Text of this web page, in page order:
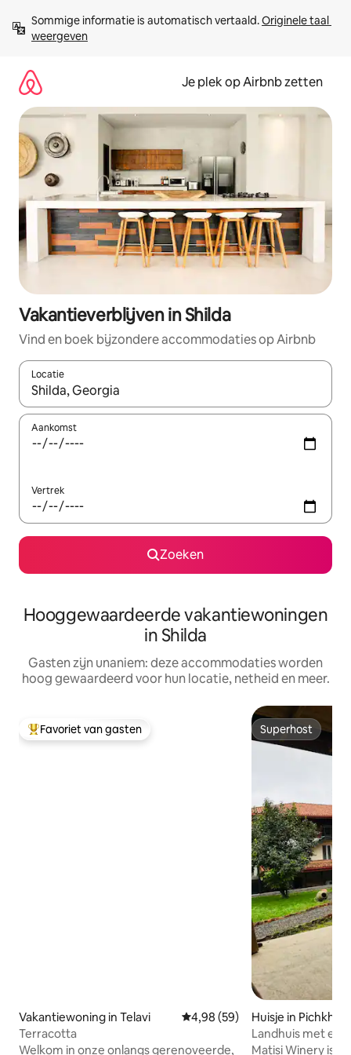
direct
naar
Sommige informatie is automatisch vertaald. Originele taal
weergeven
Je plek op Airbnb zetten
Vakantieverblijven in Shilda
Vind en boek bijzondere accommodaties op Airbnb
Locatie
Wanneer er resultaten beschikbaar zijn, maak je een keuze
Aankomst
Vertrek
Zoeken
Hooggewaardeerde vakantiewoningen
in Shilda
Gasten zijn unaniem: deze accommodaties worden
hoog gewaardeerd voor hun locatie, netheid en meer.
Topfavoriet van gasten
Favoriet van gasten
Vakantiewoning in Telavi Gemiddelde beoordeling van
4,98 (59)
Terracotta
Welkom in onze onlangs gerenoveerde,
Superhost
Superhost
Huisje in
Landhuis met
open haard
Matisi Winery is